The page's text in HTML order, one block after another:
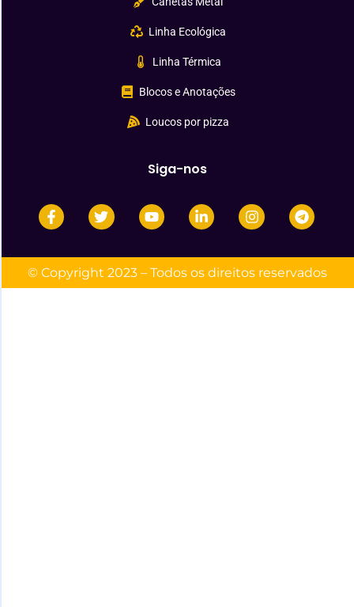
Linha Ecológica
Linha Térmica
Blocos e Anotações
Loucos por pizza
Siga-nos
© Copyright 2023 – Todos os direitos reservados